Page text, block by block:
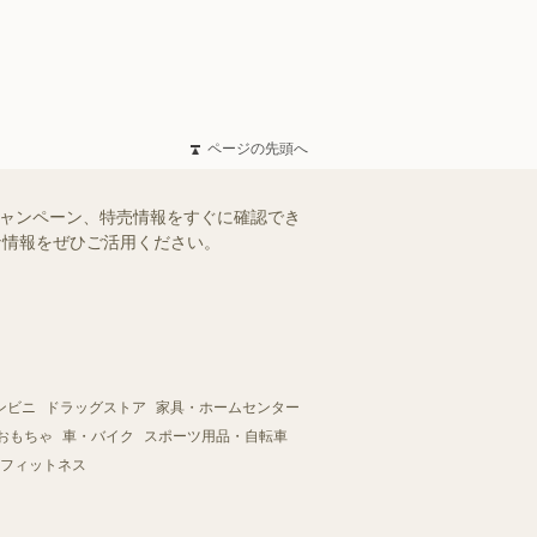
ページの先頭へ
ンペーン、特売情報をすぐに確認でき
報をぜひご活用ください。
ビニ ドラッグストア
家具・ホームセンター
もちゃ
車・バイク
スポーツ用品・自転車
ィットネス